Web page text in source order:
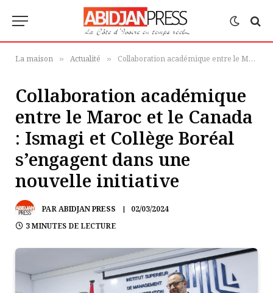
La maison » Actualité » Collaboration académique entre le Maroc et le Canada : Ismagi et Collège Boréal s’engagent dans une nouvelle initiative
Collaboration académique
entre le Maroc et le Canada
: Ismagi et Collège Boréal
s’engagent dans une
nouvelle initiative
PARABIDJAN PRESS
02/03/2024
3 MINUTES DE LECTURE